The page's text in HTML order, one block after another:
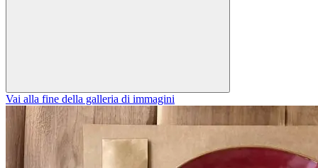
Vai alla fine della galleria di immagini